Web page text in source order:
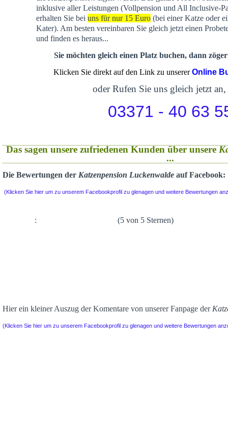
inklusive aller Leistungen (Vollpension und All Inclusive-
erhalten Sie bei uns für nur 15 Euro(bei einer Katze oder
Kater). Am besten vereinbaren Sie gleich jetzt einen
und finden es heraus...
Sie möchten gleich einen Platz buchen, dann
Klicken Sie direkt auf den Link zu unsererOnline
oder Rufen Sie uns gleich jetzt an,
03371 - 40 63
Das sagen unsere zufriedenen Kunden über unsere
...
Die Bewertungen der Katzenpension Luckenwalde auf Facebook:
(Klicken Sie hier um zu unserem Facebookprofil zu glenagen und weitere Bewertungen
: (5 von 5 Sternen)
Hier ein kleiner Auszug der Komentare von unserer Fanpage der
(Klicken Sie hier um zu unserem Facebookprofil zu glenagen und weitere Bewertungen